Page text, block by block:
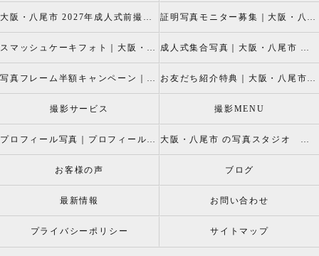
大阪・八尾市 2027年成人式前撮り振袖写真撮影、成人振袖レンタルなら2026年成人前撮りキャペーン開催中の岡本スタジオへ 証明写真モニター募集｜大阪・八尾市 証明写真撮影なら岡本スタジオへ！証明写真モニターモデル募集中！
スマッシュケーキフォト｜大阪・八尾市 スマッシュケーキ写真撮影、ベビーフォト撮影は岡本スタジオへ 成人式集合写真｜大阪・八尾市 友達集合写真、成人式集合写真撮影なら岡本スタジオへ
写真フレーム半額キャンペーン｜大阪・八尾市 写真撮影なら半額割引キャペーン開催中の岡本スタジオへ お友だち紹介特典｜大阪・八尾市 記念写真撮影なら岡本スタジオへ
撮影サービス 撮影MENU
プロフィール写真｜プロフィールフォト 大阪・八尾市 の写真スタジオ 岡本スタジオ2026年七五三撮影特設ページ
お客様の声 ブログ
最新情報 お問い合わせ
プライバシーポリシー サイトマップ